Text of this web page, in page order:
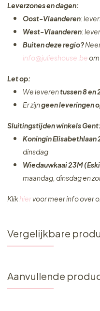
Leverzones en dagen:
Oost-Vlaanderen:
West-Vlaanderen:
Buiten deze regio?
info@julieshouse.be
Let op:
We leverentussen 8 en
Er zijngeen leveringen
Sluitingstijden winkels Gent:
Koningin Elisabethlaan
dinsdag
Wiedauwkaai 23M
maandag, dinsdag en
Klikhiervoor meer info over
Vergelijkbare
Aanvullende